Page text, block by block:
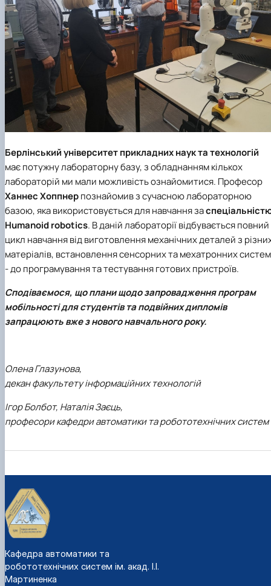
Берлінський університет прикладних наук та технологій
має потужну лабораторну базу, з обладнанням кількох
лабораторій ми мали можливість ознайомитися. Професор
Ханнес Хоппнерпознайомив з сучасною лабораторною
базою, яка використовується для навчання за
Humanoid robotics. В даній лабораторії відбувається повний
цикл навчання від виготовлення механічних деталей з
матеріалів, встановлення сенсорних та мехатронних систем
- до програмування та тестування готових пристроїв.
Сподіваємося, що плани щодо запровадження програм
мобільності для студентів та подвійних дипломів
запрацюють вже з нового навчального року.
Олена Глазунова,
декан факультету інформаційних технологій
Ігор Болбот, Наталія Заєць,
професори кафедри автоматики та робототехнічних систем
Кафедра автоматики та
робототехнічних систем ім. акад. І.І.
Мартиненка